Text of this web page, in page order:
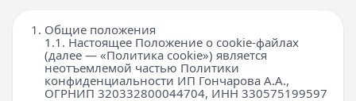
Общие положения
1.1. Настоящее Положение о cookie-файлах
(далее — «Политика cookie») является
неотъемлемой частью Политики
конфиденциальности ИП Гончарова А.А.,
ОГРНИП 320332800044704, ИНН 330575199597